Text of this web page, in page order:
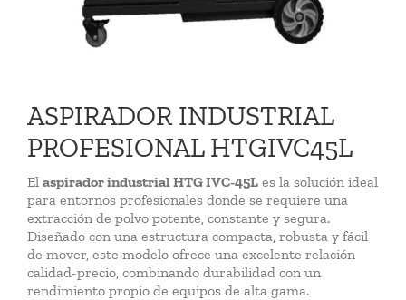
ASPIRADOR INDUSTRIAL
PROFESIONAL HTGIVC45L
El aspirador industrial HTG IVC‑45Les la solución ideal
para entornos profesionales donde se requiere una
extracción de polvo potente, constante y segura.
Diseñado con una estructura compacta, robusta y fácil
de mover, este modelo ofrece una excelente relación
calidad-precio, combinando durabilidad con un
rendimiento propio de equipos de alta gama.